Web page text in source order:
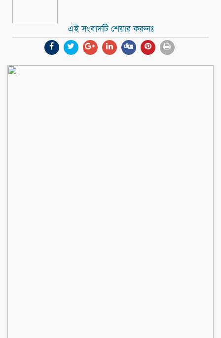
এই সংবাদটি শেয়ার করুনঃ